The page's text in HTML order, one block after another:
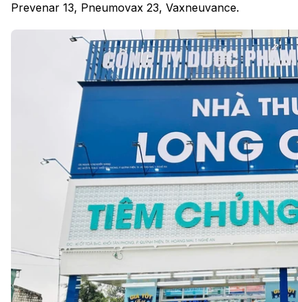
Prevenar 13, Pneumovax 23, Vaxneuvance.